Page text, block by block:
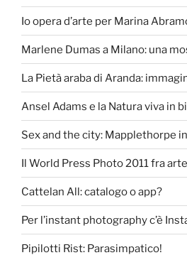
Io opera d’arte per Marina
Marlene Dumas a Milano: una
La Pietà araba di Aranda:
Ansel Adams e la Natura viva in
Sex and the city: Mapplethorpe
Il World Press Photo 2011 fra
Cattelan All: catalogo o app?
Per l’instant photography c’è
Pipilotti Rist: Parasimpatico!